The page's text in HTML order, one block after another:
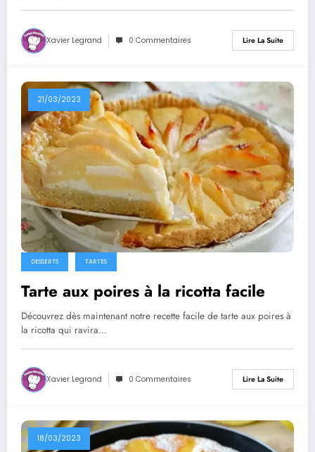
Xavier Legrand 0 Commentaires Lire La Suite
21/03/2023
DESSERTS TARTES
Tarte aux poires à la ricotta facile
Découvrez dès maintenant notre recette facile de tarte aux poires à
la ricotta qui ravira…
Xavier Legrand 0 Commentaires Lire La Suite
18/03/2023